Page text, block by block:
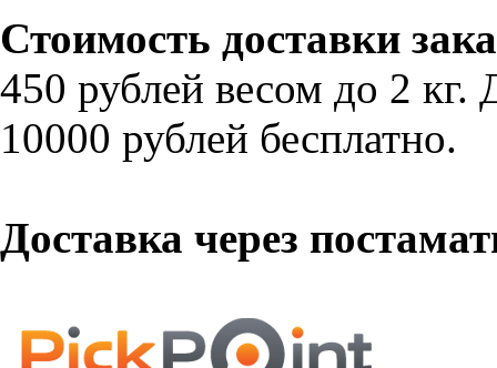
Стоимость доставки
450 рублей весом до 2 кг.
10000 рублей бесплатно.
Доставка через